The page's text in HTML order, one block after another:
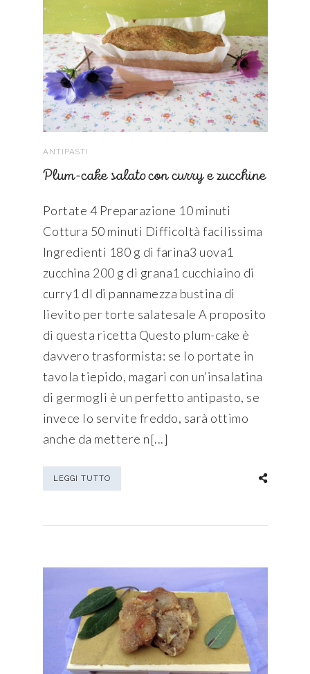
ANTIPASTI
Plum-cake salato con curry e zucchine
Portate 4 Preparazione 10 minuti
Cottura 50 minuti Difficoltà facilissima
Ingredienti 180 g di farina3 uova1
zucchina 200 g di grana1 cucchiaino di
curry1 dl di pannamezza bustina di
lievito per torte salatesale A proposito
di questa ricetta Questo plum-cake è
davvero trasformista: se lo portate in
tavola tiepido, magari con un’insalatina
di germogli è un perfetto antipasto, se
invece lo servite freddo, sarà ottimo
anche da mettere n[...]
LEGGI TUTTO